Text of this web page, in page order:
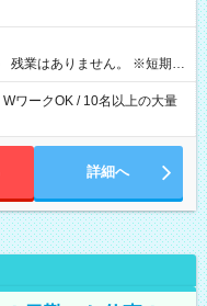
ありません。 ※短期の
承くださいませ。
ワークOK / 10名以上の大量
詳細へ